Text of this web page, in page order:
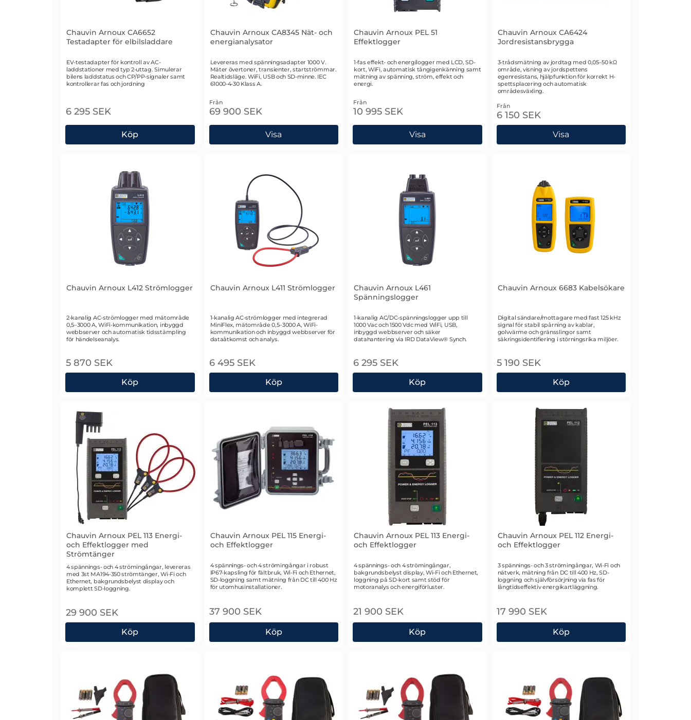
Chauvin Arnoux CA6652
Testadapter för elbilsladdare
Art. nr 3329
EV-testadapter för kontroll av AC-
laddstationer med typ 2-uttag. Simulerar
bilens laddstatus och CP/PP-signaler samt
kontrollerar fas och jordning
6 295 SEK
Köp
Chauvin Arnoux CA6652 Testadapter för elbilsladdare
Chauvin Arnoux CA8345 Nät- och
energianalysator
Art. nr 3188
Levereras med spänningsadapter 1000 V.
Mäter övertoner, transienter, startströmmar.
Realtidsläge. WiFi, USB och SD-minne. IEC
61000-4-30 Klass A.
Från
69 900 SEK
Visa
Chauvin Arnoux PEL 51
Effektlogger
Art. nr 3156
1-fas effekt- och energilogger med LCD, SD-
kort, WiFi, automatisk tångigenkänning samt
mätning av spänning, ström, effekt och
energi.
Från
10 995 SEK
Visa
Chauvin Arnoux CA6424
Jordresistansbrygga
Art. nr 2953
3-trådsmätning av jordtag med 0,05–50 kΩ
område, visning av jordspettens
egenresistans, hjälpfunktion för korrekt H-
spettsplacering och automatisk
områdesväxling.
Från
6 150 SEK
Visa
Chauvin Arnoux L412 Strömlogger
Art. nr 2835
2-kanalig AC-strömlogger med mätområde
0,5–3000 A, WiFi-kommunikation, inbyggd
webbserver och automatisk tidsstämpling
för händelseanalys.
5 870 SEK
Köp
Chauvin Arnoux L412 Strömlogger
Chauvin Arnoux L411 Strömlogger
Art. nr 2834
1-kanalig AC-strömlogger med integrerad
MiniFlex, mätområde 0,5–3000 A, WiFi-
kommunikation och inbyggd webbserver för
dataåtkomst och analys.
6 495 SEK
Köp
Chauvin Arnoux L411 Strömlogger
Chauvin Arnoux L461
Spänningslogger
Art. nr 2833
1-kanalig AC/DC-spänningslogger upp till
1000 Vac och 1500 Vdc med WiFi, USB,
inbyggd webbserver och säker
datahantering via IRD DataView® Synch.
6 295 SEK
Köp
Chauvin Arnoux L461 Spänningslogger
Chauvin Arnoux 6683 Kabelsökare
Art. nr 2812
Digital sändare/mottagare med fast 125 kHz
signal för stabil spårning av kablar,
golvvärme och gränsslingor samt
säkringsidentifiering i störningsrika miljöer.
5 190 SEK
Köp
Chauvin Arnoux 6683 Kabelsökare
Chauvin Arnoux PEL 113 Energi-
och Effektlogger med
Strömtänger
Art. nr 2711
4 spännings- och 4 strömingångar, levereras
med 3st MA194-350 strömtänger, Wi-Fi och
Ethernet, bakgrundsbelyst display och
komplett SD-loggning.
29 900 SEK
Köp
Chauvin Arnoux PEL 113 Energi- och Effektlogger med Strömtänger
Chauvin Arnoux PEL 115 Energi-
och Effektlogger
Art. nr 2710
4 spännings- och 4 strömingångar i robust
IP67-kapsling för fältbruk, Wi-Fi och Ethernet,
SD-loggning samt mätning från DC till 400 Hz
för utomhusinstallationer.
37 900 SEK
Köp
Chauvin Arnoux PEL 115 Energi- och Effektlogger
Chauvin Arnoux PEL 113 Energi-
och Effektlogger
Art. nr 2709
4 spännings- och 4 strömingångar,
bakgrundsbelyst display, Wi-Fi och Ethernet,
loggning på SD-kort samt stöd för
motoranalys och energiförluster.
21 900 SEK
Köp
Chauvin Arnoux PEL 113 Energi- och Effektlogger
Chauvin Arnoux PEL 112 Energi-
och Effektlogger
Art. nr 2708
3 spännings- och 3 strömingångar, Wi-Fi och
nätverk, mätning från DC till 400 Hz, SD-
loggning och självförsörjning via fas för
långtidseffektiv energikartläggning.
17 990 SEK
Köp
Chauvin Arnoux PEL 112 Energi- och